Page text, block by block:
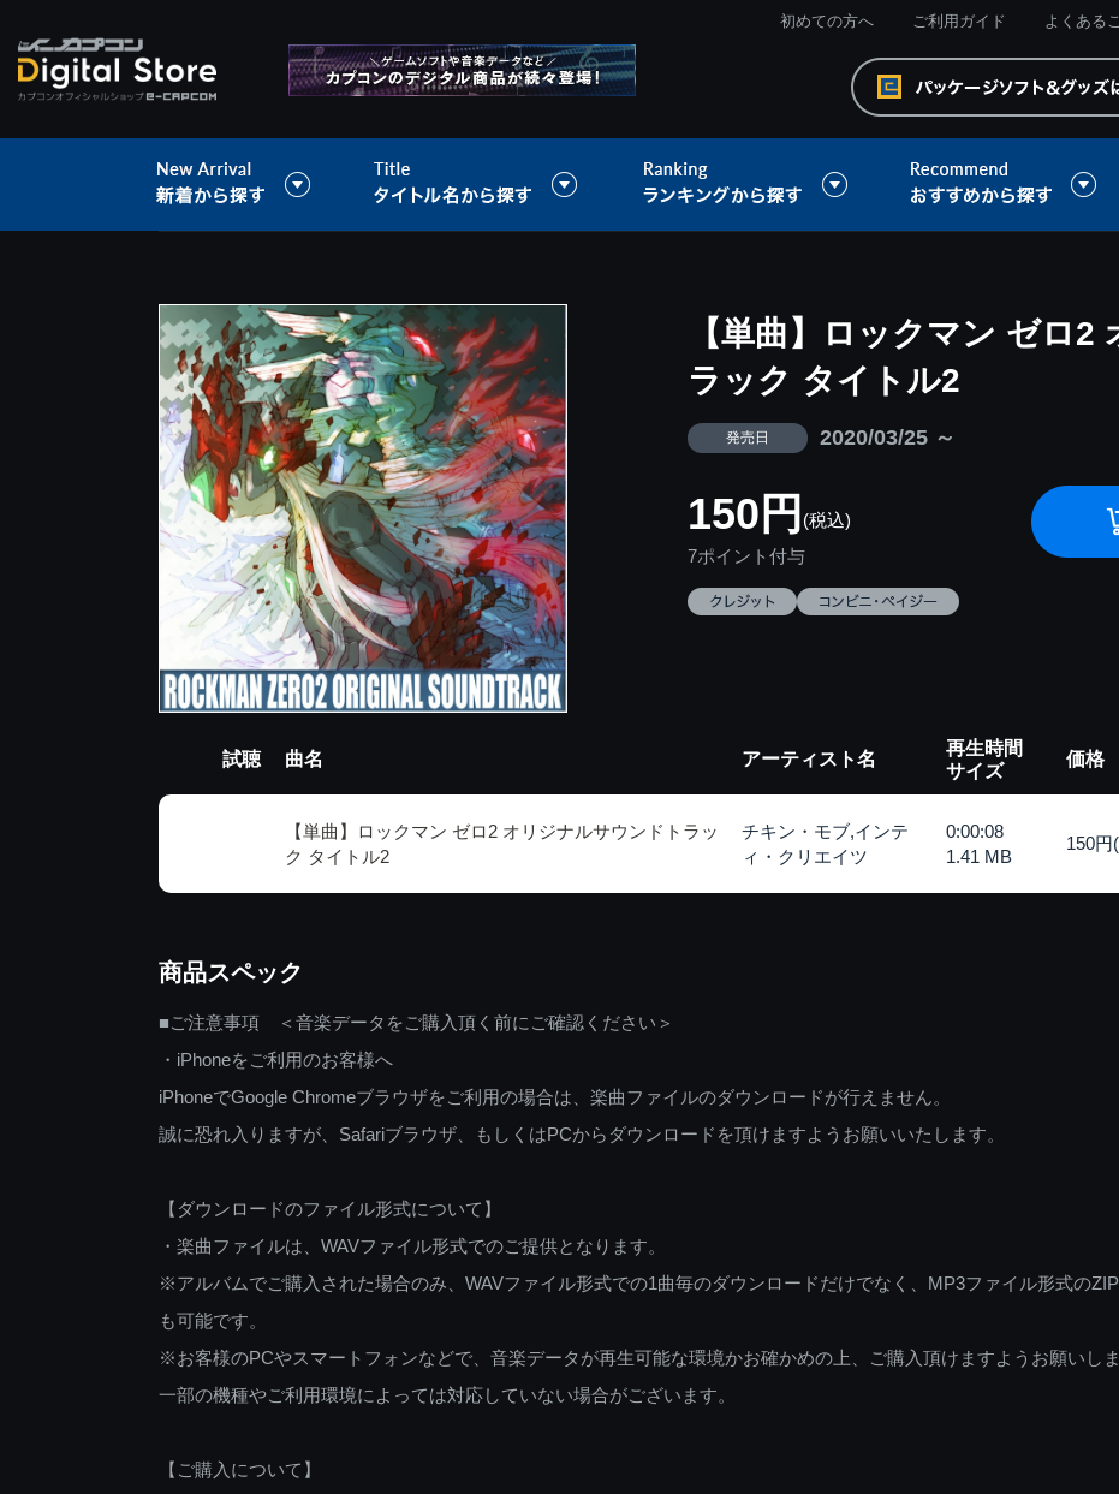
初めての方へ ご利用ガイド よくある
> 音楽データ
【単曲】ロックマン ゼロ2
ラック タイトル2
発売日 2020/03/25 ～
150円 (税込)
7ポイント付与
試聴 曲名 アーティスト名
再生時間
サイズ
価格
【単曲】ロックマン ゼロ2 オリジナルサウンドトラッ
ク タイトル2
チキン・モブ,インテ
ィ・クリエイツ
0:00:08
1.41 MB
150円
商品スペック
■ご注意事項 ＜音楽データをご購入頂く前にご確認ください＞
・iPhoneをご利用のお客様へ
iPhoneでGoogle Chromeブラウザをご利用の場合は、楽曲ファイルのダウンロードが行えません。
誠に恐れ入りますが、Safariブラウザ、もしくはPCからダウンロードを頂けますようお願いいたします。
【ダウンロードのファイル形式について】
・楽曲ファイルは、WAVファイル形式でのご提供となります。
※アルバムでご購入された場合のみ、WAVファイル形式での1曲毎のダウンロードだけでなく、MP3ファイル形式の
も可能です。
※お客様のPCやスマートフォンなどで、音楽データが再生可能な環境かお確かめの上、ご購入頂けますようお願いしま
一部の機種やご利用環境によっては対応していない場合がございます。
【ご購入について】